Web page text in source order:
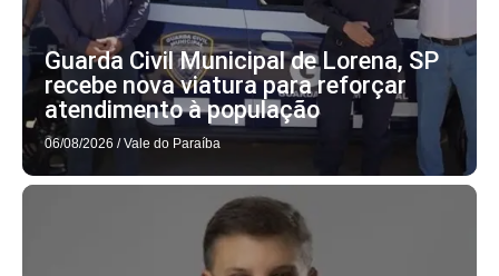
Guarda Civil Municipal de Lorena, SP
recebe nova viatura para reforçar
atendimento à população
06/08/2026 / Vale do Paraíba